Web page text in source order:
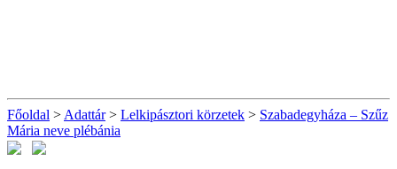
Főoldal > Adattár> Lelkipásztori körzetek > Szabadegyháza – Szűz
Mária neve plébánia